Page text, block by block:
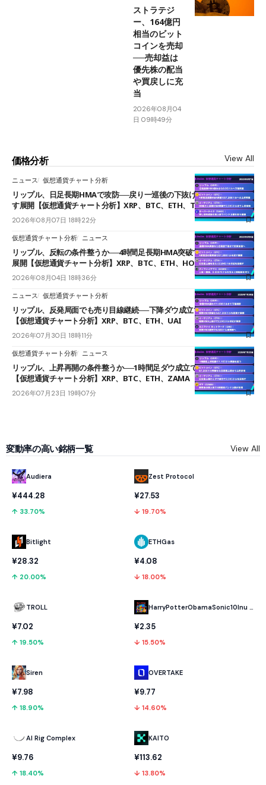
ストラテジ
ー、164億円
相当のビット
コインを売却
──売却益は
優先株の配当
や買戻しに充
当
2026年08月04
日 09時49分
価格分析 View All
ニュース 仮想通貨チャート分析
リップル、日足長期HMAで攻防──戻り一巡後の下抜けで0.95ドルを試
す展開【仮想通貨チャート分析】XRP、BTC、ETH、TAKE
2026年08月07日 18時22分
仮想通貨チャート分析 ニュース
リップル、反転の条件整うか──4時間足長期HMA突破で雲下端を目指す
展開【仮想通貨チャート分析】XRP、BTC、ETH、HOME
2026年08月04日 18時36分
ニュース 仮想通貨チャート分析
リップル、反発局面でも売り目線継続──下降ダウ成立で下値追う展開
【仮想通貨チャート分析】XRP、BTC、ETH、UAI
2026年07月30日 18時11分
仮想通貨チャート分析 ニュース
リップル、上昇再開の条件整うか──1時間足ダウ成立で1.185ドルを狙う
【仮想通貨チャート分析】XRP、BTC、ETH、ZAMA
2026年07月23日 19時07分
変動率の高い銘柄一覧 View All
Audiera
¥444.28
↑ 33.70%
Bitlight
¥28.32
↑ 20.00%
TROLL
¥7.02
↑ 19.50%
Siren
¥7.98
↑ 18.90%
AI Rig Complex
¥9.76
↑ 18.40%
Zest Protocol
¥27.53
↓ 19.70%
ETHGas
¥4.08
↓ 18.00%
HarryPotterObamaSonic10Inu (ETH)
¥2.35
↓ 15.50%
OVERTAKE
¥9.77
↓ 14.60%
KAITO
¥113.62
↓ 13.80%